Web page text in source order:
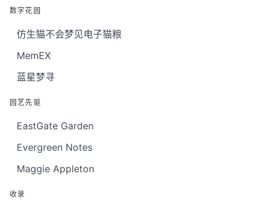
数字花园
仿生猫不会梦见电子猫粮
MemEX
蓝星梦寻
园艺先驱
EastGate Garden
Evergreen Notes
Maggie Appleton
收录